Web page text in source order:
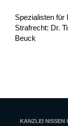
Spezialisten für
Strafrecht: Dr.
Beuck
KANZLEI NISSEN
optional.
damit die